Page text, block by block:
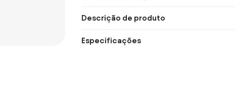
Descrição de produto
Especificações